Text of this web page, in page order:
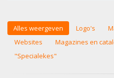
Alles weergeven Logo's
Websites
Magazines en
"Specialekes"